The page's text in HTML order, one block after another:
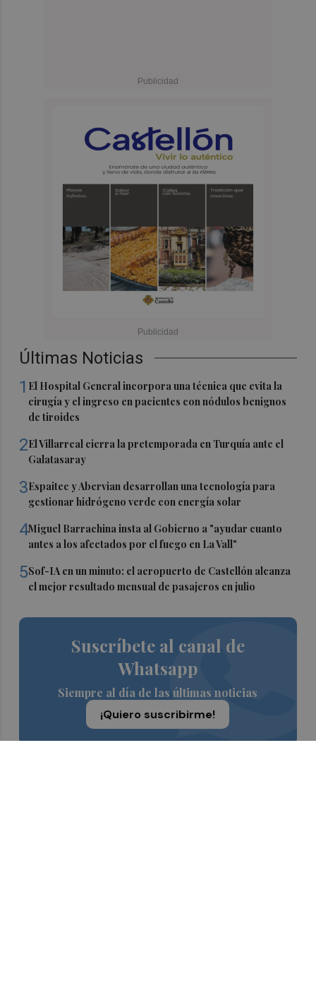
Últimas Noticias
1 El Hospital General incorpora una técnica que evita la
cirugía y el ingreso en pacientes con nódulos benignos
de tiroides
2El Villarreal cierra la pretemporada en Turquía ante el
Galatasaray
3Espaitec y Abervian desarrollan una tecnología para
gestionar hidrógeno verde con energía solar
4Miguel Barrachina insta al Gobierno a "ayudar cuanto
antes a los afectados por el fuego en La Vall"
5Sof-IA en un minuto: el aeropuerto de Castellón alcanza
el mejor resultado mensual de pasajeros en julio
Suscríbete al canal de
Whatsapp
Siempre al día de las últimas noticias
¡Quiero suscribirme!